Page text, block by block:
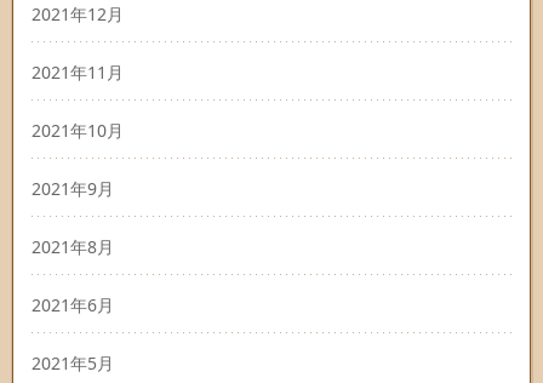
2021年12月
2021年11月
2021年10月
2021年9月
2021年8月
2021年6月
2021年5月